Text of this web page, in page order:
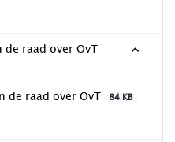
raad over OvT
de raad over OvT
84 KB